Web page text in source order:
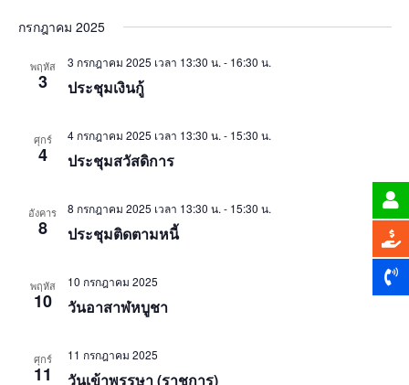
กรกฎาคม 2025
พฤหัส
3
3 กรกฎาคม 2025 เวลา 13:30 น. - 16:30 น.
ประชุมเงินกู้
ศุกร์
4
4 กรกฎาคม 2025 เวลา 13:30 น. - 15:30 น.
ประชุมสวัสดิการ
อังคาร
8
8 กรกฎาคม 2025 เวลา 13:30 น. - 15:30 น.
ประชุมติดตามหนี้
พฤหัส
10
10 กรกฎาคม 2025
วันอาสาฬหบูชา
ศุกร์
11
11 กรกฎาคม 2025
วันเข้าพรรษา (ราชการ)